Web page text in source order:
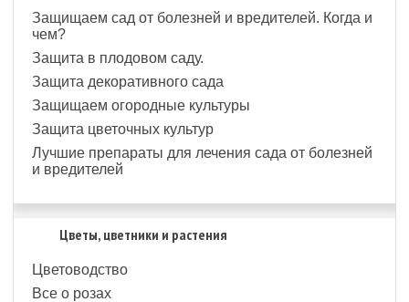
Защищаем сад от болезней и вредителей. Когда и
чем?
Защита в плодовом саду.
Защита декоративного сада
Защищаем огородные культуры
Защита цветочных культур
Лучшие препараты для лечения сада от болезней
и вредителей
Цветы, цветники и растения
Цветоводство
Все о розах